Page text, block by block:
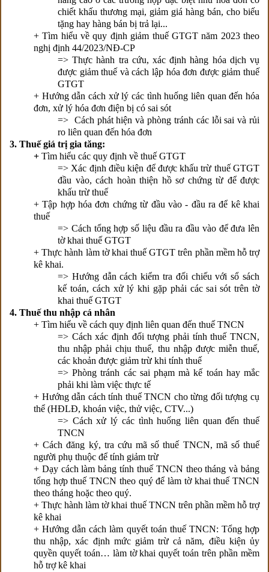
chiết khấu thương mại, giảm giá hàng bán, cho biếu
tặng hay hàng bán bị trả lại...
+ Tìm hiểu về quy định giảm thuế GTGT năm 2023 theo
nghị định 44/2023/NĐ-CP
=> Thực hành tra cứu, xác định hàng hóa dịch vụ
được giảm thuế và cách lập hóa đơn được giảm thuế
GTGT
+ Hướng dẫn cách xử lý các tình huống liên quan đến hóa
đơn, xử lý hóa đơn điện bị có sai sót
=> Cách phát hiện và phòng tránh các lỗi sai và rủi
ro liên quan đến hóa đơn
3. Thuế giá trị gia tăng:
+ Tìm hiểu các quy định về thuế GTGT
=> Xác định điều kiện để được khấu trừ thuế GTGT
đầu vào, cách hoàn thiện hồ sơ chứng từ để được
khấu trừ thuế
+ Tập hợp hóa đơn chứng từ đầu vào - đầu ra để kê khai
thuế
=> Cách tổng hợp số liệu đầu ra đầu vào để đưa lên
tờ khai thuế GTGT
+ Thực hành làm tờ khai thuế GTGT trên phần mềm hỗ trợ
kê khai.
=> Hướng dẫn cách kiểm tra đối chiếu với sổ sách
kế toán, cách xử lý khi gặp phải các sai sót trên tờ
khai thuế GTGT
4. Thuế thu nhập cá nhân
+ Tìm hiểu về cách quy định liên quan đến thuế TNCN
=> Cáchxác định đối tượng phải tính thuế TNCN,
thu nhập phải chịu thuế, thu nhập được miễn thuế,
các khoản được giảm trừ khi tính thuế
=> Phòng tránh các sai phạm mà kế toán hay mắc
phải khi làm việc thực tế
+ Hướng dẫn cách tính thuế TNCN cho từng đối tượng cụ
thể (HĐLĐ, khoán việc, thử việc, CTV...)
=> Cách xử lý các tình huống liên quan đến thuế
TNCN
+ Cách đăng ký, tra cứu mã số thuế TNCN, mã số thuế
người phụ thuộc để tính giảm trừ
+ Dạy cách làm bảng tính thuế TNCN theo tháng và bảng
tổng hợp thuế TNCN theo quý để làm tờ khai thuế TNCN
theo tháng hoặc theo quý.
+ Thực hành làm tờ khai thuế TNCN trên phần mềm hỗ trợ
kê khai
+ Hướng dẫn cách làm quyết toán thuế TNCN: Tổng hợp
thu nhập, xác định mức giảm trừ cả năm, điều kiện ủy
quyền quyết toán… làm tờ khai quyết toán trên phần mềm
hỗ trợ kê khai